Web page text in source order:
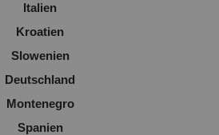
Italien
Kroatien
Slowenien
Deutschland
Montenegro
Spanien